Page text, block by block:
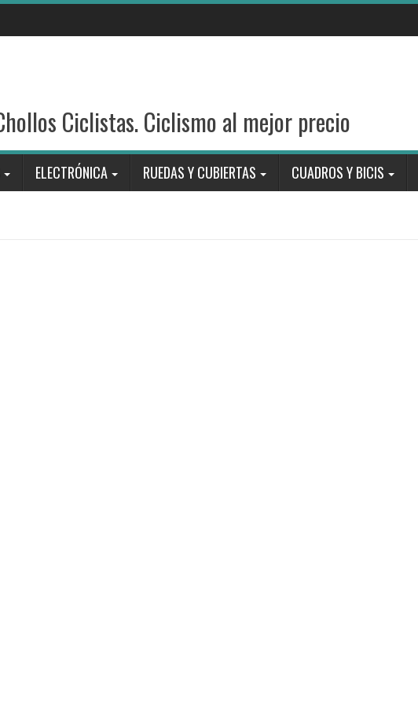
Ciclistas. Ciclismo al mejor precio
ELECTRÓNICA RUEDAS Y CUBIERTAS CUADROS Y BICIS